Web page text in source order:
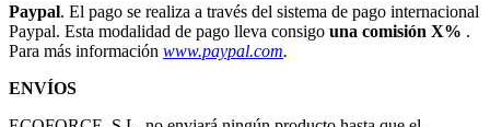
Paypal. El pago se realiza a través del sistema de pago internacional
Paypal. Esta modalidad de pago lleva consigo una comisión X% .
Para más información www.paypal.com.
ENVÍOS